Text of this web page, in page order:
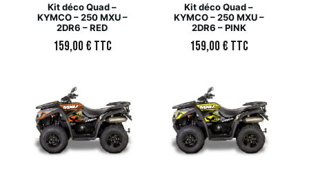
Kit déco Quad –
KYMCO – 250 MXU –
2DR6 – RED
159,00€ TTC
Kit déco Quad –
KYMCO – 250 MXU –
2DR6 – PINK
159,00€ TTC